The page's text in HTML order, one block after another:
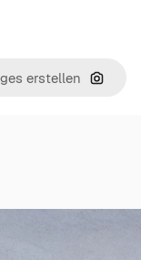
Nach